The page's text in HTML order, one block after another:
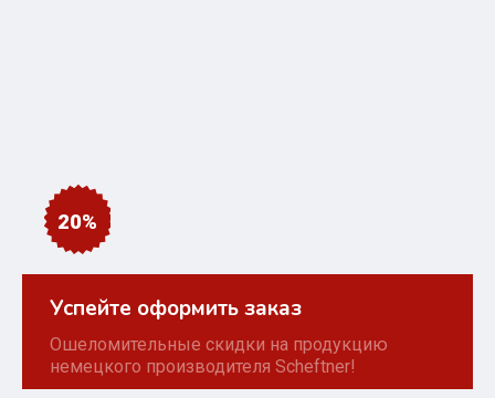
20%
Успейте оформить заказ
Ошеломительные скидки на продукцию
немецкого производителя Scheftner!